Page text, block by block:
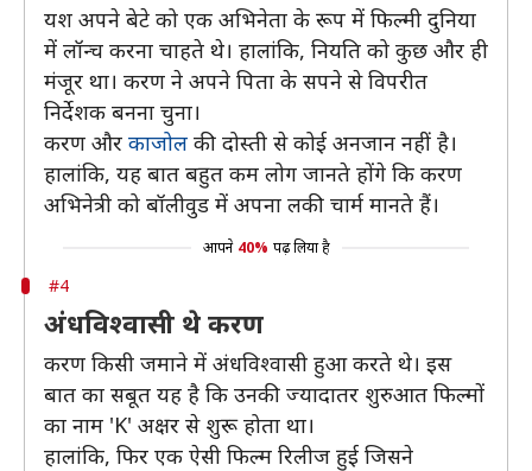
यश अपने बेटे को एक अभिनेता के रूप में फिल्मी दुनिया
में लॉन्च करना चाहते थे। हालांकि, नियति को कुछ और ही
मंजूर था। करण ने अपने पिता के सपने से विपरीत
निर्देशक बनना चुना।
करण और काजोल की दोस्ती से कोई अनजान नहीं है।
हालांकि, यह बात बहुत कम लोग जानते होंगे कि करण
अभिनेत्री को बॉलीवुड में अपना लकी चार्म मानते हैं।
आपने 40% पढ़ लिया है
#4
अंधविश्वासी थे करण
करण किसी जमाने में अंधविश्वासी हुआ करते थे। इस
बात का सबूत यह है कि उनकी ज्यादातर शुरुआत फिल्मों
का नाम 'K' अक्षर से शुरू होता था।
हालांकि, फिर एक ऐसी फिल्म रिलीज हुई जिसने